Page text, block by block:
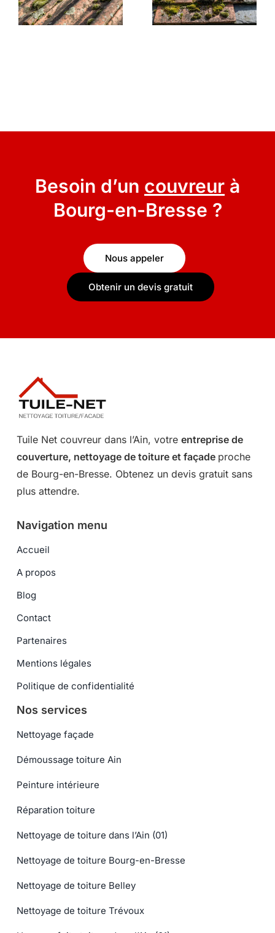
Besoin d’un couvreur à
Bourg-en-Bresse ?
Nous appeler
Obtenir un devis gratuit
Tuile Net couvreur dans l’Ain, votre entreprise de
couverture, nettoyage de toiture et façade proche
de Bourg-en-Bresse. Obtenez un devis gratuit sans
plus attendre.
Navigation menu
Accueil
A propos
Blog
Contact
Partenaires
Mentions légales
Politique de confidentialité
Nos services
Nettoyage façade
Démoussage toiture Ain
Peinture intérieure
Réparation toiture
Nettoyage de toiture dans l’Ain (01)
Nettoyage de toiture Bourg-en-Bresse
Nettoyage de toiture Belley
Nettoyage de toiture Trévoux